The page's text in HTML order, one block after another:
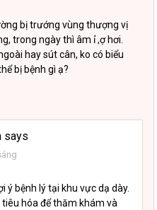
bị trướng vùng thượng vị
trong ngày thì âm ỉ ,ợ hơi.
hay sút cân, ko có biểu
bị bệnh gì ạ?
says
ý bệnh lý tại khu vực dạ dày.
hóa để thăm khám và